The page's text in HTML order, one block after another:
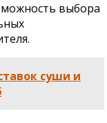
выбора
суши и